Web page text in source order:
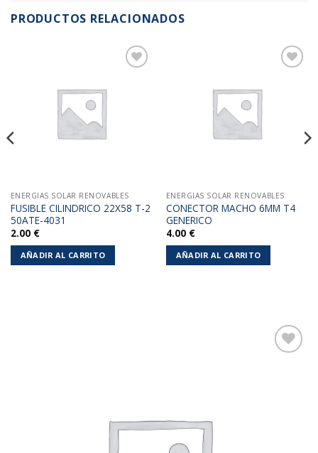
PRODUCTOS RELACIONADOS
ENERGIAS SOLAR RENOVABLES
FUSIBLE CILINDRICO 22X58 T-2
50ATE-4031
2.00 €
AÑADIR AL CARRITO
ENERGIAS SOLAR RENOVABLES
CONECTOR MACHO 6MM T4
GENERICO
4.00 €
AÑADIR AL CARRITO